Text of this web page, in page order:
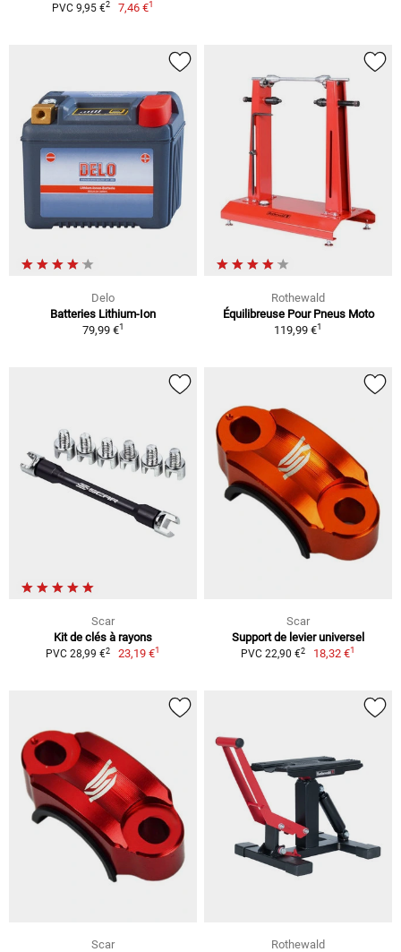
PVC 9,95 €2 7,46 €1
Delo
Batteries Lithium-Ion
79,99 €1
Rothewald
Équilibreuse Pour Pneus Moto
119,99 €1
Scar
Kit de clés à rayons
PVC 28,99 €2 23,19 €1
Scar
Support de levier universel
PVC 22,90 €2 18,32 €1
Scar
Rothewald